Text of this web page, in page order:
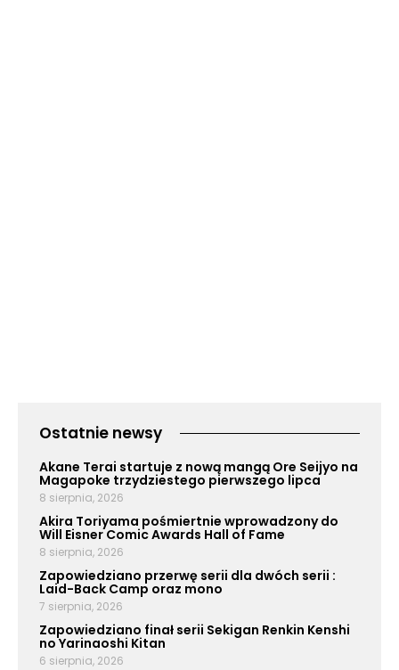
Ostatnie newsy
Akane Terai startuje z nową mangą Ore Seijyo na
Magapoke trzydziestego pierwszego lipca
8 sierpnia, 2026
Akira Toriyama pośmiertnie wprowadzony do
Will Eisner Comic Awards Hall of Fame
8 sierpnia, 2026
Zapowiedziano przerwę serii dla dwóch serii :
Laid-Back Camp oraz mono
7 sierpnia, 2026
Zapowiedziano finał serii Sekigan Renkin Kenshi
no Yarinaoshi Kitan
6 sierpnia, 2026